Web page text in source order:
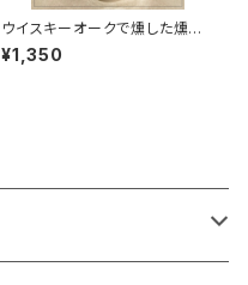
ウイスキーオークで燻した燻製
ビックカシューナッツ100g入り
¥1,350